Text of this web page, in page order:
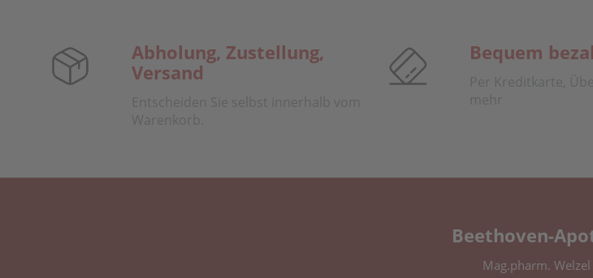
Abholung, Zustellung,
Versand
Entscheiden Sie selbst innerhalb vom
Warenkorb.
Bequem
Per Kreditkarte,
mehr
Beethoven-
Mag.pharm. Welzel